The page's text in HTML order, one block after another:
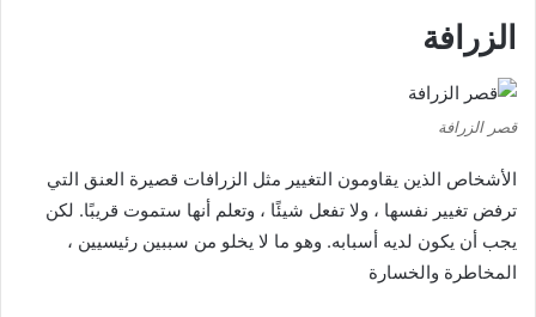
الزرافة
قصر الزرافة
الأشخاص الذين يقاومون التغيير مثل الزرافات قصيرة العنق التي
ترفض تغيير نفسها ، ولا تفعل شيئًا ، وتعلم أنها ستموت قريبًا. لكن
يجب أن يكون لديه أسبابه. وهو ما لا يخلو من سببين رئيسيين ،
المخاطرة والخسارة